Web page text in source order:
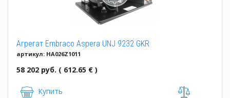
Агрегат Embraco Aspera UNJ 9232 GKR
артикул: HA026Z1011
58 202 руб. ( 612.65 € )
Купить